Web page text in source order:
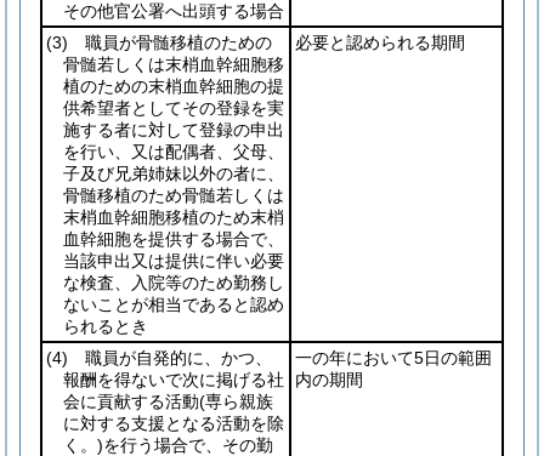
その他官公署へ出頭する場合
(3) 職員が骨髄移植のための
骨髄若しくは末梢血幹細胞移
植のための末梢血幹細胞の提
供希望者としてその登録を実
施する者に対して登録の申出
を行い、又は配偶者、父母、
子及び兄弟姉妹以外の者に、
骨髄移植のため骨髄若しくは
末梢血幹細胞移植のため末梢
血幹細胞を提供する場合で、
当該申出又は提供に伴い必要
な検査、入院等のため勤務し
ないことが相当であると認め
られるとき
必要と認められる期間
(4) 職員が自発的に、かつ、
報酬を得ないで次に掲げる社
会に貢献する活動(専ら親族
に対する支援となる活動を除
く。)を行う場合で、その勤
一の年において5日の範囲
内の期間